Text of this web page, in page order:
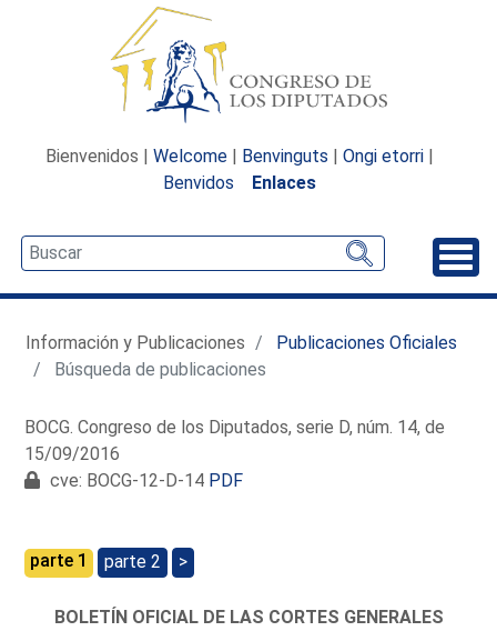
Bienvenidos | Welcome | Benvinguts | Ongi etorri |
Benvidos
Enlaces
Información y Publicaciones
Publicaciones Oficiales
Búsqueda de publicaciones
BOCG. Congreso de los Diputados, serie D, núm. 14, de
15/09/2016
cve: BOCG-12-D-14 PDF
parte 1 parte 2 >
BOLETÍN OFICIAL DE LAS CORTES GENERALES